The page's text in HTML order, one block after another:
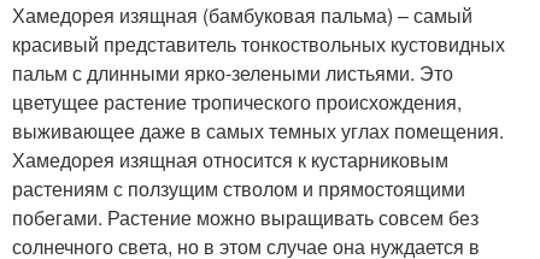
Хамедорея изящная (бамбуковая пальма) – самый
красивый представитель тонкоствольных кустовидных
пальм с длинными ярко-зелеными листьями. Это
цветущее растение тропического происхождения,
выживающее даже в самых темных углах помещения.
Хамедорея изящная относится к кустарниковым
растениям с ползущим стволом и прямостоящими
побегами. Растение можно выращивать совсем без
солнечного света, но в этом случае она нуждается в